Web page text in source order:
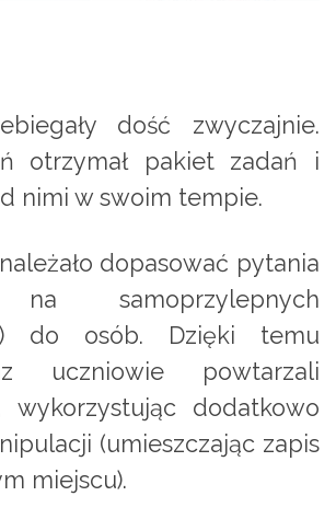
dość zwyczajnie.
otrzymał pakiet zadań i
nimi w swoim tempie.
dopasować pytania
na samoprzylepnych
do osób. Dzięki temu
uczniowie powtarzali
wykorzystując dodatkowo
(umieszczając zapis
miejscu).